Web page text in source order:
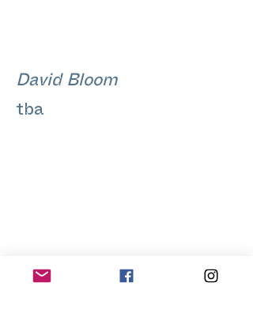
David Bloom
tba